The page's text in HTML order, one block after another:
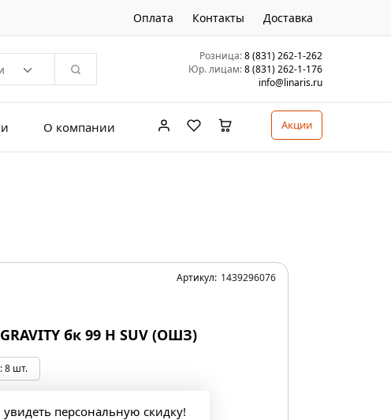
Оплата Контакты Доставка
Розница:8 (831) 262-1-262
Юр. лицам:8 (831) 262-1-176
info@linaris.ru
О компании Акции
бк 99 H SUV (ОШЗ)
8 шт.
увидеть персональную скидку!
Артикул: 1439296076